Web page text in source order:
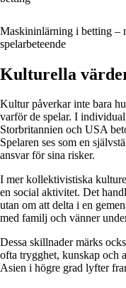
Maskininlärning i betting –
spelarbeteende
Kulturella
Kultur påverkar inte bara
varför de spelar. I
Storbritannien och USA
Spelaren ses som en
ansvar för sina risker.
I mer kollektivistiska
en social aktivitet. Det
utan om att delta i en
med familj och vänner
Dessa skillnader märks
ofta trygghet, kunskap och
Asien i högre grad lyfter